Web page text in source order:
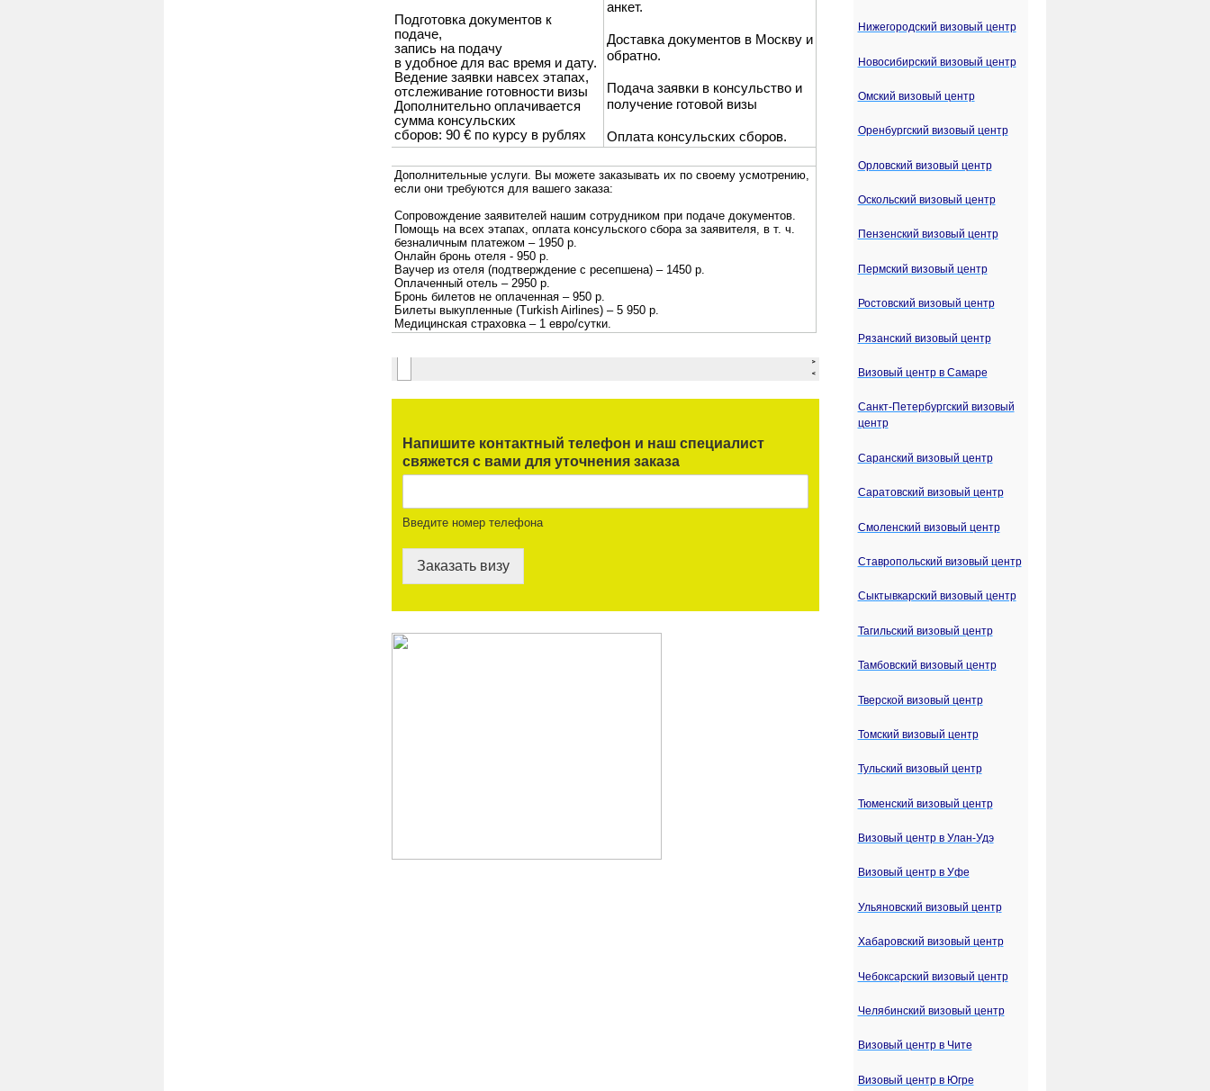
Напишите контактный телефон и наш специалист
свяжется с вами для уточнения заказа
Введите номер телефона
Заказать визу
Нижегородский визовый центр
Новосибирский визовый центр
Омский визовый центр
Оренбургский визовый центр
Орловский визовый центр
Оскольский визовый центр
Пензенский визовый центр
Пермский визовый центр
Ростовский визовый центр
Рязанский визовый центр
Визовый центр в Самаре
Санкт-Петербургский визовый
центр
Саранский визовый центр
Саратовский визовый центр
Смоленский визовый центр
Ставропольский визовый центр
Сыктывкарский визовый центр
Тагильский визовый центр
Тамбовский визовый центр
Тверской визовый центр
Томский визовый центр
Тульский визовый центр
Тюменский визовый центр
Визовый центр в Улан-Удэ
Визовый центр в Уфе
Ульяновский визовый центр
Хабаровский визовый центр
Чебоксарский визовый центр
Челябинский визовый центр
Визовый центр в Чите
Визовый центр в Югре